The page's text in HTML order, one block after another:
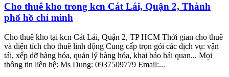
Cho thuê kho trong kcn Cát Lái, Quận 2, Thành
phố hồ chí minh
Cho thuê kho tại kcn Cát Lái, Quận 2, TP HCM Thời gian cho thuê
và diện tích cho thuê linh động Cung cấp trọn gói các dịch vụ: vận
tải, xếp dỡ hàng hóa, quản lý hàng hóa, khai báo hải quan... Mọi
thông tin liên hệ: Ms Dung: 0937509779 Email:...